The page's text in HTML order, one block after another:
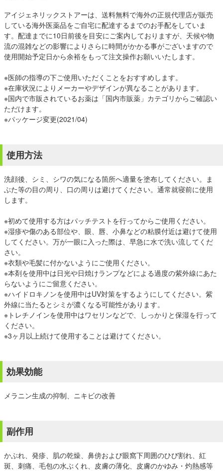
アイジェネリックストアーは、送料無料で海外の正規代理店が販売
している海外医薬品をご自宅に配達するまでのお手配をしていま
す。配達までに10日前後を目安にご案内しておりますが、天候や物
流の混雑などの影響によりさらに時間がかかる事がございますので
使用開始予定日から余裕をもって注文操作お願いいたします。
※医師の指導の下ご使用いただくことをおすすめします。
※在庫状況によりメーカーやデザインが異なることがあります。
※国内で市販されているお薬は「国内市販薬 」カテゴリからご確認い
ただけます。
※パッケージ変更(2021/04)
使用方法
洗顔後、シミ、シワの気になる箇所へ適量を塗布してください。ま
ぶた等の目の周り、口の周りは避けてください。通常就寝前に使用
します。
※初めて使用する方はパッチテストを行ってからご使用ください。
※湿疹や傷のある部位や、眼、唇、小鼻などの粘膜付近は避けて使用
してください。万が一眼に入った際は、早急に水で洗い流してくだ
さい。
※衣類や毛髪に付かないようにご使用ください。
※本剤を使用中は日光や日焼けランプなどによる過度の紫外線にあた
らないようにご留意ください。
※ハイドロキノンを使用中はUV対策をするようにしてください。紫
外線に当たるとシミが濃くなる可能性があります。
※トレチノインを使用中はワセリンなどで、しっかりと保湿を行って
ください。
※3ヶ月以上続けて使用することは避けてください。
効果効能
メラニン生成の抑制、ニキビの改善
副作用
かぶれ、発疹、肌の乾燥、鼻傍および眼窩下周囲のひび割れ、紅
斑、刺痛、毛包の水ぶくれ、皮膚の薄化、皮膚のかゆみ・灼熱感等